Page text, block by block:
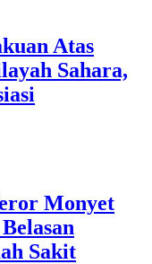
Atas
Sahara,
Monyet
Sakit